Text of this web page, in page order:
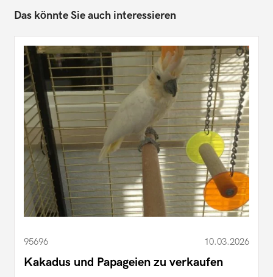
Das könnte Sie auch interessieren
95696 10.03.2026
Kakadus und Papageien zu verkaufen